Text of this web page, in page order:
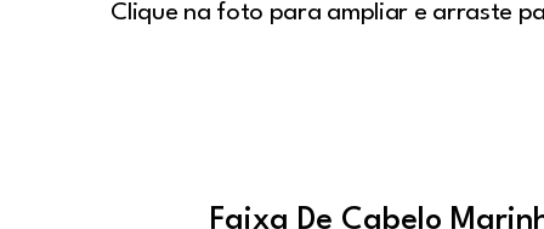
Clique na foto para ampliar e arraste
Faixa De Cabelo